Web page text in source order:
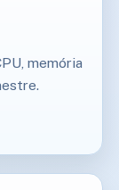
memória